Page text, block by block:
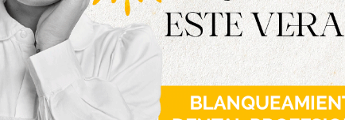
asienta sobre dos pilares estratégicos: la
al compromiso de la institución
siga siendo accesible”.